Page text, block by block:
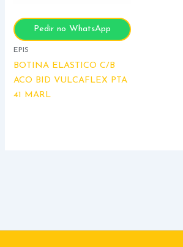
Pedir no WhatsApp
EPIS
BOTINA ELASTICO C/B
ACO BID VULCAFLEX PTA
41 MARL